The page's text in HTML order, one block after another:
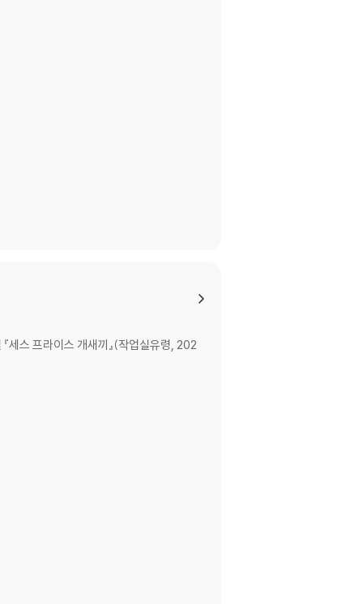
세스 프라이스 개새끼』(작업실유령, 202